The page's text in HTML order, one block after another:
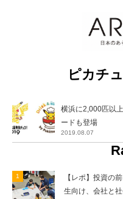
ピカチ
横浜に2,000匹以
ードも登場
2019.08.07
【レポ】投資の
生向け、会社と